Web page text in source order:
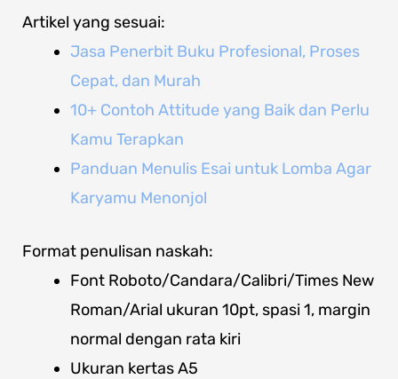
Artikel yang sesuai:
Jasa Penerbit Buku Profesional, Proses
Cepat, dan Murah
10+ Contoh Attitude yang Baik dan Perlu
Kamu Terapkan
Panduan Menulis Esai untuk Lomba Agar
Karyamu Menonjol
Format penulisan naskah:
Font Roboto/Candara/Calibri/Times New
Roman/Arial ukuran 10pt, spasi 1, margin
normal dengan rata kiri
Ukuran kertas A5